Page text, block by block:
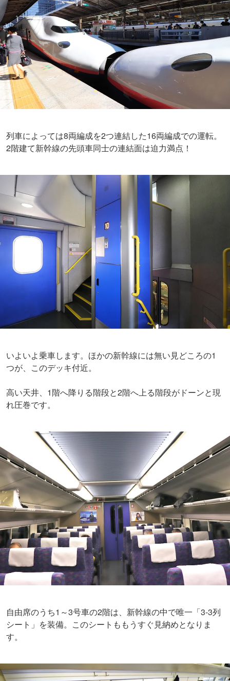
列車によっては8両編成を2つ連結した16両編成での運転。
2階建て新幹線の先頭車同士の連結面は迫力満点！
いよいよ乗車します。ほかの新幹線には無い見どころの1
つが、このデッキ付近。
高い天井、1階へ降りる階段と2階へ上る階段がドーンと現
れ圧巻です。
自由席のうち1～3号車の2階は、新幹線の中で唯一「3-3列
シート」を装備。このシートももうすぐ見納めとなりま
す。